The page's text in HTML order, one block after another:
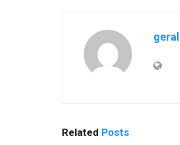
Related Posts